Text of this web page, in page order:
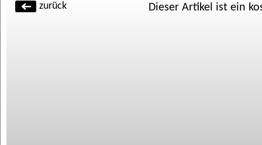
zurück Dieser Artikel ist ein